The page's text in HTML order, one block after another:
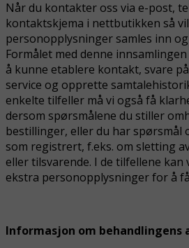
Når du kontakter oss via e-post,
kontaktskjema i nettbutikken så
personopplysninger samles inn
Formålet med denne
å kunne etablere kontakt, svare
service og opprette
enkelte tilfeller må vi også få
dersom spørsmålene du stiller
bestillinger, eller du har spørsmål
som registrert, f.eks. om sletting
eller tilsvarende. I de tilfellene kan
ekstra personopplysninger for å
Informasjon om